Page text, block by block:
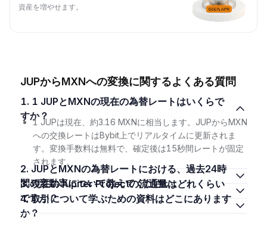
資産を増やせます。
JUPからMXNへの変換に関するよくある質問
1. 1 JUPとMXNの現在の為替レートはいくらで
すか？
1 JUPは現在、約3.16 MXNに相当します。JUPからMXN
への交換レートはBybit上でリアルタイムに更新されま
す。変換手数料は無料で、確定後は15秒間レートが固定
されます。
2. JUPとMXNの為替レートにおける、過去24時
間の変動率について教えてください。
3. 現在のJupiter Projectの流通量はどれくらい
ですか？
4. 取引について学ぶための資料はどこにあります
か？